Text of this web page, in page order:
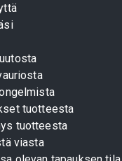
tuotteesta
tuotteesta
viasta